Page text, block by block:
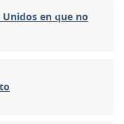
en que no